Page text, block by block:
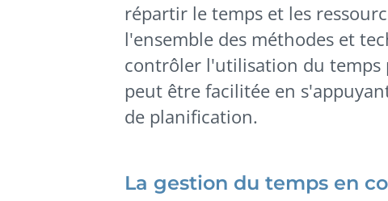
répartir le temps et les
l'ensemble des méthodes et
contrôler l'utilisation du temps
peut être facilitée en
de planification.
La gestion du temps en